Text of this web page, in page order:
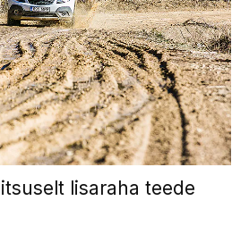
lisaraha teede